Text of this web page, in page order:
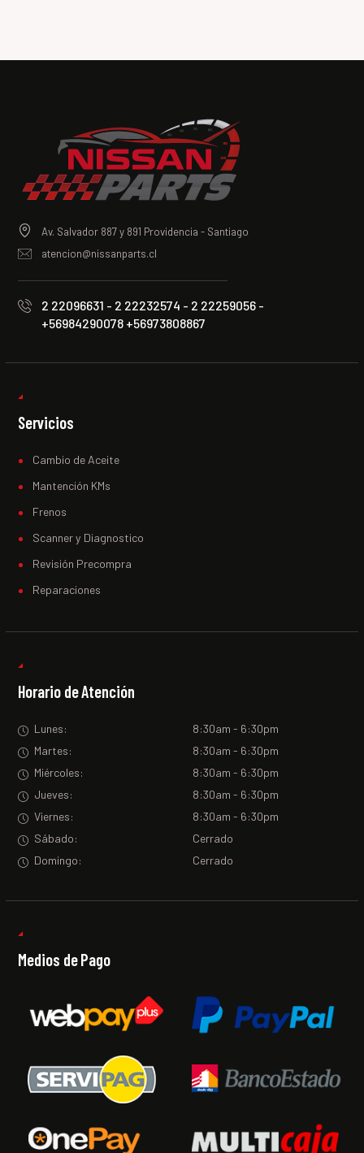
Av. Salvador 887 y 891 Providencia - Santiago
atencion@nissanparts.cl
2 22096631 - 2 22232574 - 2 22259056 -
+56984290078 +56973808867
Servicios
Cambio de Aceite
Mantención KMs
Frenos
Scanner y Diagnostico
Revisión Precompra
Reparaciones
Horario de Atención
Lunes:
8:30am - 6:30pm
Martes:
8:30am - 6:30pm
Miércoles:
8:30am - 6:30pm
Jueves:
8:30am - 6:30pm
Viernes:
8:30am - 6:30pm
Sábado:
Cerrado
Domingo:
Cerrado
Medios de Pago